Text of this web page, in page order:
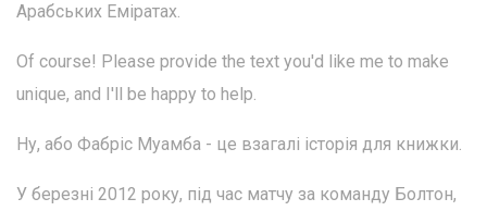
Арабських Еміратах.
Of course! Please provide the text you'd like me to make
unique, and I'll be happy to help.
Ну, або Фабріс Муамба - це взагалі історія для книжки.
У березні 2012 року, під час матчу за команду Болтон,